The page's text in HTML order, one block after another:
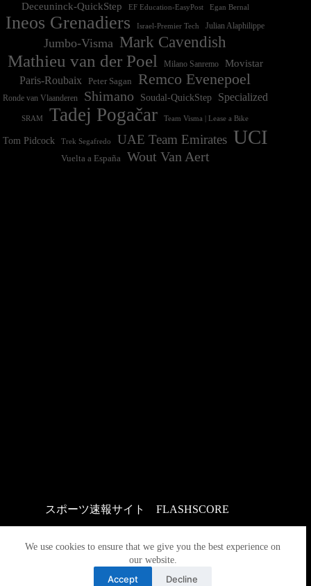
We use cookies to ensure that we give you the best experience on
our website.
Accept Decline
Deceuninck-QuickStep EF Education-EasyPost Egan Bernal
Ineos Grenadiers Israel-Premier Tech Julian Alaphilippe
Jumbo-Visma Mark Cavendish
Mathieu van der Poel Milano Sanremo
Movistar
Paris-Roubaix
Peter Sagan Remco Evenepoel
Ronde van Vlaanderen Shimano Soudal-QuickStep Specialized
SRAM Tadej Pogačar Team Visma | Lease a Bike
Tom Pidcock Trek Segafredo UAE Team Emirates UCI
Vuelta a España Wout Van Aert
スポーツ速報サイト FLASHSCORE